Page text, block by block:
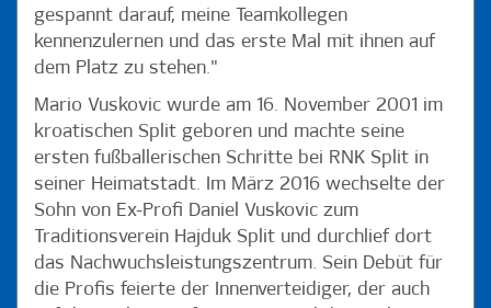
gespannt darauf, meine Teamkollegen
kennenzulernen und das erste Mal mit ihnen auf
dem Platz zu stehen."
Mario Vuskovic wurde am 16. November 2001 im
kroatischen Split geboren und machte seine
ersten fußballerischen Schritte bei RNK Split in
seiner Heimatstadt. Im März 2016 wechselte der
Sohn von Ex-Profi Daniel Vuskovic zum
Traditionsverein Hajduk Split und durchlief dort
das Nachwuchsleistungszentrum. Sein Debüt für
die Profis feierte der Innenverteidiger, der auch